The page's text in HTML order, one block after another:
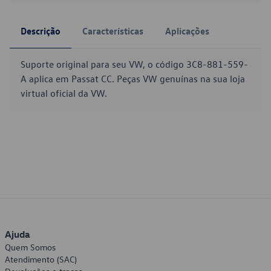
Descrição Características Aplicações
Suporte original para seu VW, o código 3C8-881-559-
A aplica em Passat CC. Peças VW genuínas na sua loja
virtual oficial da VW.
Ajuda
Quem Somos
Atendimento (SAC)